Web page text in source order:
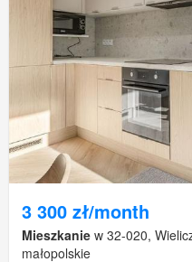
3 300 zł/month
Mieszkanie w 32-020,
małopolskie